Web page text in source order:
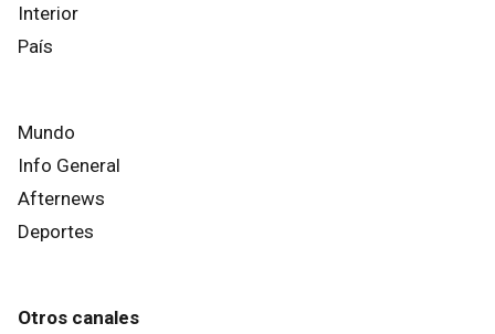
Interior
País
Mundo
Info General
Afternews
Deportes
Otros canales